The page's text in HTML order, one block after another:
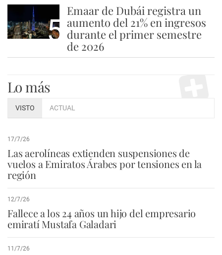
5
Emaar de Dubái registra un
aumento del 21% en ingresos
durante el primer semestre
de 2026
Lo más
VISTO ACTUAL
17/7/26
Las aerolíneas extienden suspensiones de
vuelos a Emiratos Árabes por tensiones en la
región
12/7/26
Fallece a los 24 años un hijo del empresario
emiratí Mustafa Galadari
11/7/26